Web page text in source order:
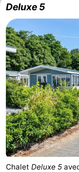
Deluxe 5
Chalet Deluxe 5